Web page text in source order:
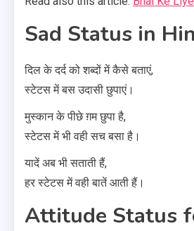
Sad Status in
दिल के दर्द को शब्दों में कैसे बताएं,
स्टेटस में बस उदासी छुपाएं।
मुस्कान के पीछे ग़म छुपा है,
स्टेटस में भी वही सच बसा है।
यादें अब भी सताती हैं,
हर स्टेटस में वही बातें आती हैं।
Attitude Status